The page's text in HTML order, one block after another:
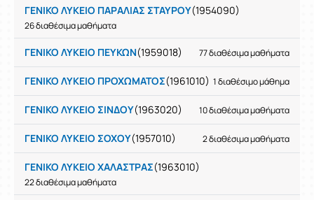
ΓΕΝΙΚΟ ΛΥΚΕΙΟ ΠΑΡΑΛΙΑΣ ΣΤΑΥΡΟΥ(1954090)
26 διαθέσιμα μαθήματα
ΓΕΝΙΚΟ ΛΥΚΕΙΟ ΠΕΥΚΩΝ(1959018) 77 διαθέσιμα μαθήματα
ΓΕΝΙΚΟ ΛΥΚΕΙΟ ΠΡΟΧΩΜΑΤΟΣ(1961010) 1 διαθέσιμο μάθημα
ΓΕΝΙΚΟ ΛΥΚΕΙΟ ΣΙΝΔΟΥ(1963020) 10 διαθέσιμα μαθήματα
ΓΕΝΙΚΟ ΛΥΚΕΙΟ ΣΟΧΟΥ(1957010) 2 διαθέσιμα μαθήματα
ΓΕΝΙΚΟ ΛΥΚΕΙΟ ΧΑΛΑΣΤΡΑΣ(1963010)
22 διαθέσιμα μαθήματα